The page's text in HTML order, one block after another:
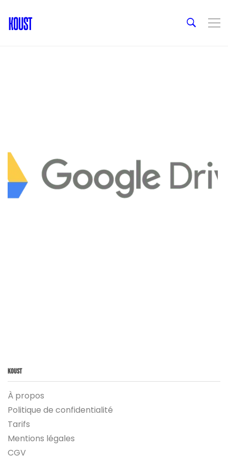
Koust
À propos
Politique de confidentialité
Tarifs
Mentions légales
CGV